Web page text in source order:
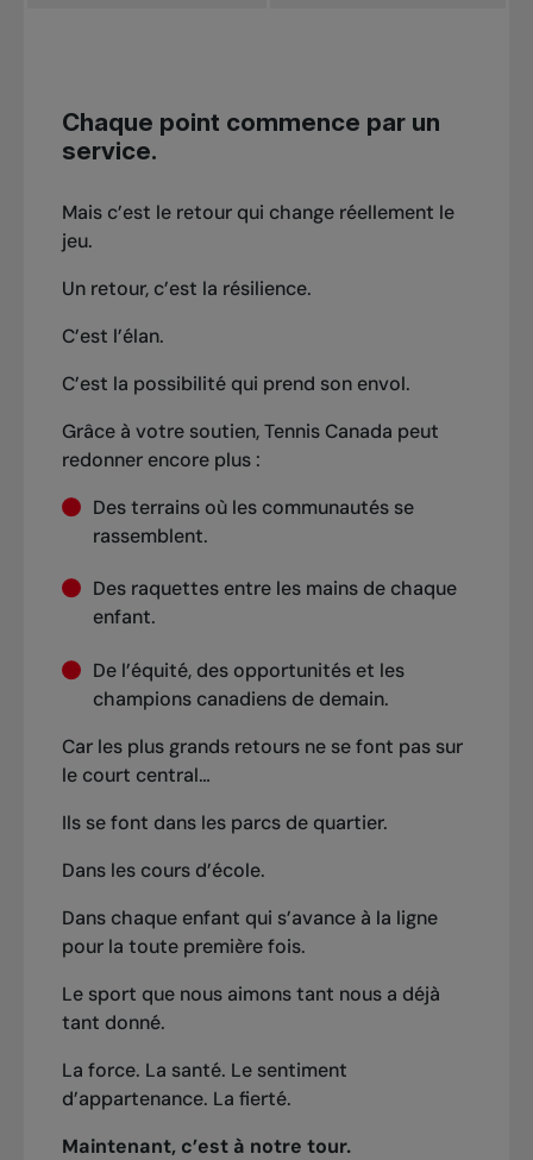
durable au tennis, toute l’année
Des communautés plus fortes et
océan à l’autre.
Impact
source d’inspiration pour les générations
Chaque point commence par un
service.
Mais c’est le retour qui change réellement le
jeu.
Un retour, c’est la résilience.
C’est l’élan.
C’est la possibilité qui prend son envol.
Grâce à votre soutien, Tennis Canada peut
redonner encore plus :
Des terrains où les communautés se
rassemblent.
Des raquettes entre les mains de chaque
enfant.
De l’équité, des opportunités et les
champions canadiens de demain.
Car les plus grands retours ne se font pas sur
le court central…
Ils se font dans les parcs de quartier.
Dans les cours d’école.
Dans chaque enfant qui s’avance à la ligne
pour la toute première fois.
Le sport que nous aimons tant nous a déjà
tant donné.
La force. La santé. Le sentiment
d’appartenance. La fierté.
Maintenant, c’est à notre tour.